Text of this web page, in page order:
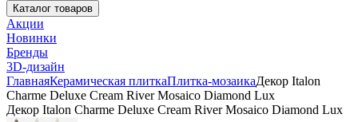
Каталог товаров
Акции
Новинки
Бренды
3D-дизайн
ГлавнаяКерамическая плиткаПлитка-мозаикаДекор Italon
Charme Deluxe Cream River Mosaico Diamond Lux
Декор Italon Charme Deluxe Cream River Mosaico Diamond Lux